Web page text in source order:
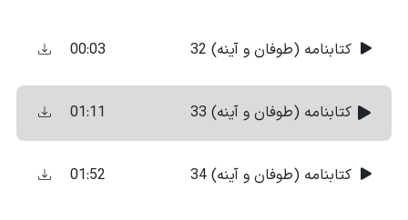
کتابنامه (طوفان و آینه) 32 00:03
کتابنامه (طوفان و آینه) 33 01:11
کتابنامه (طوفان و آینه) 34 01:52